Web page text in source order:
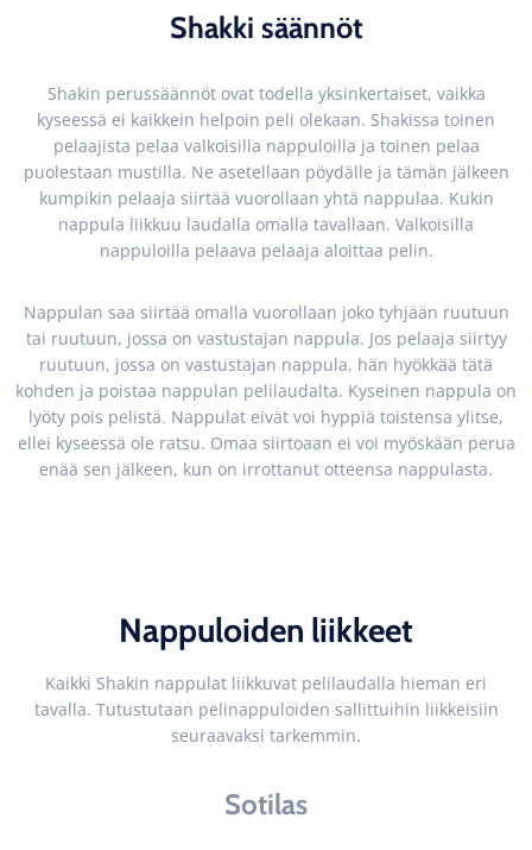
Shakki säännöt
Shakin perussäännöt ovat todella yksinkertaiset, vaikka
kyseessä ei kaikkein helpoin peli olekaan. Shakissa toinen
pelaajista pelaa valkoisilla nappuloilla ja toinen pelaa
puolestaan mustilla. Ne asetellaan pöydälle ja tämän jälkeen
kumpikin pelaaja siirtää vuorollaan yhtä nappulaa. Kukin
nappula liikkuu laudalla omalla tavallaan. Valkoisilla
nappuloilla pelaava pelaaja aloittaa pelin.
Nappulan saa siirtää omalla vuorollaan joko tyhjään ruutuun
tai ruutuun, jossa on vastustajan nappula. Jos pelaaja siirtyy
ruutuun, jossa on vastustajan nappula, hän hyökkää tätä
kohden ja poistaa nappulan pelilaudalta. Kyseinen nappula on
lyöty pois pelistä. Nappulat eivät voi hyppiä toistensa ylitse,
ellei kyseessä ole ratsu. Omaa siirtoaan ei voi myöskään perua
enää sen jälkeen, kun on irrottanut otteensa nappulasta.
Nappuloiden liikkeet
Kaikki Shakin nappulat liikkuvat pelilaudalla hieman eri
tavalla. Tutustutaan pelinappuloiden sallittuihin liikkeisiin
seuraavaksi tarkemmin.
Sotilas